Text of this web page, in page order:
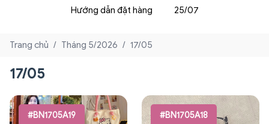
Hướng dẫn đặt hàng 25/07
Trang chủ / Tháng 5/2026 / 17/05
17/05
#BN1705A19 #BN1705A18